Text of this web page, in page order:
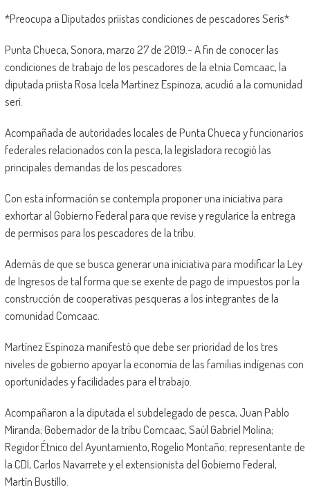
*Preocupa a Diputados priistas condiciones de pescadores Seris*
Punta Chueca, Sonora, marzo 27 de 2019.- A fin de conocer las
condiciones de trabajo de los pescadores de la etnia Comcaac, la
diputada priista Rosa Icela Martínez Espinoza, acudió a la comunidad
seri.
Acompañada de autoridades locales de Punta Chueca y funcionarios
federales relacionados con la pesca, la legisladora recogió las
principales demandas de los pescadores.
Con esta información se contempla proponer una iniciativa para
exhortar al Gobierno Federal para que revise y regularice la entrega
de permisos para los pescadores de la tribu.
Además de que se busca generar una iniciativa para modificar la Ley
de Ingresos de tal forma que se exente de pago de impuestos por la
construcción de cooperativas pesqueras a los integrantes de la
comunidad Comcaac.
Martínez Espinoza manifestó que debe ser prioridad de los tres
niveles de gobierno apoyar la economía de las familias indígenas con
oportunidades y facilidades para el trabajo.
Acompañaron a la diputada el subdelegado de pesca, Juan Pablo
Miranda; Gobernador de la tribu Comcaac, Saúl Gabriel Molina;
Regidor Étnico del Ayuntamiento, Rogelio Montaño; representante de
la CDI, Carlos Navarrete y el extensionista del Gobierno Federal,
Martín Bustillo.